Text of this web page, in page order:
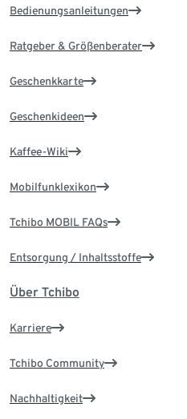
Bedienungsanleitungen
Ratgeber & Größenberater
Geschenkkarte
Geschenkideen
Kaffee-Wiki
Mobilfunklexikon
Tchibo MOBIL FAQs
Entsorgung / Inhaltsstoffe
Über Tchibo
Karriere
Tchibo Community
Nachhaltigkeit